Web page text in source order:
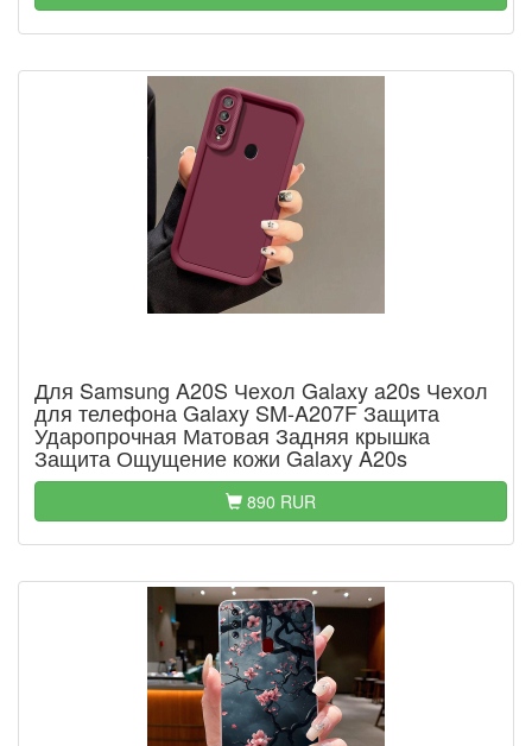
Для Samsung A20S Чехол Galaxy a20s Чехол
для телефона Galaxy SM-A207F Защита
Ударопрочная Матовая Задняя крышка
Защита Ощущение кожи Galaxy A20s
890 RUR